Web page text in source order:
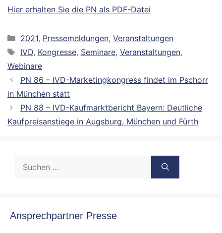
Hier erhalten Sie die PN als PDF-Datei
Kategorien
2021, Pressemeldungen, Veranstaltungen
Schlagwörter
IVD, Kongresse, Seminare, Veranstaltungen,
Webinare
PN 86 – IVD-Marketingkongress findet im Pschorr
in München statt
PN 88 – IVD-Kaufmarktbericht Bayern: Deutliche
Kaufpreisanstiege in Augsburg, München und Fürth
nach:
Ansprechpartner Presse